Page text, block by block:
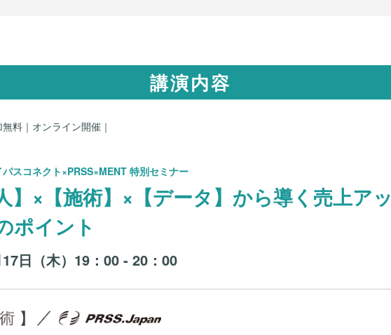
講演内容
料｜オンライン開催｜
スコネクト×PRSS×MENT 特別セミナー
】×【施術】×【データ】から導く売上アッ
ポイント
日（木）19：00 - 20：00